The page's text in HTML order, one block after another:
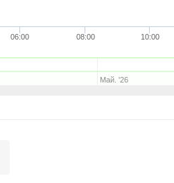
06:00 08:00 10:00
Май. '26